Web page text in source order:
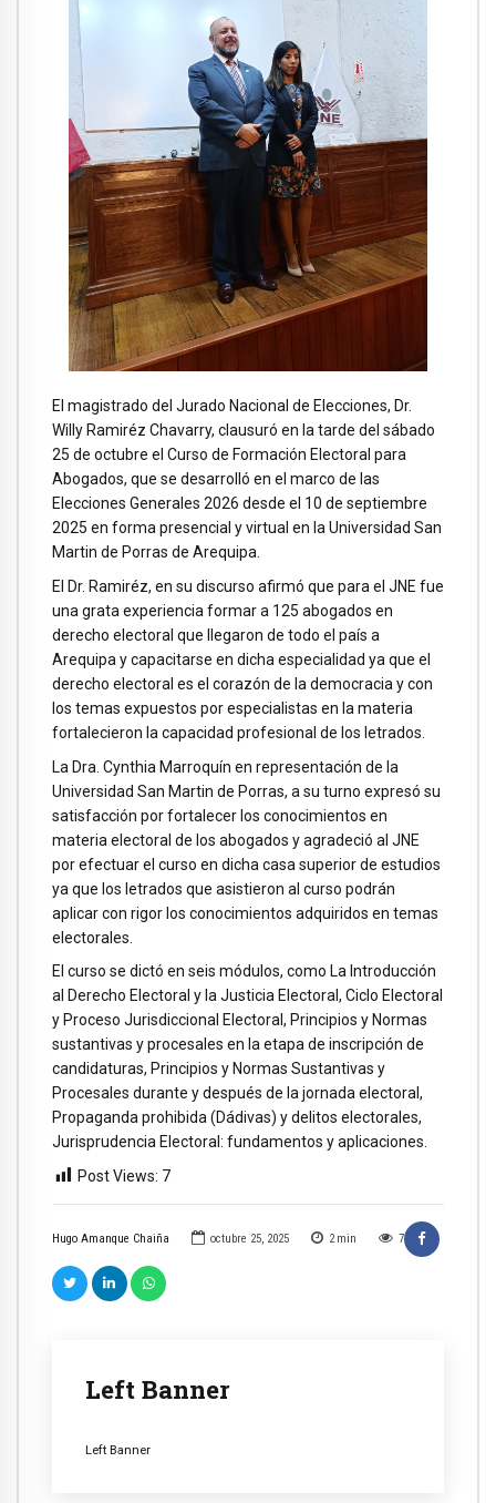
Hugo Amanque Chaiña octubre 25, 2025 2 min 7
Left Banner
Left Banner
El magistrado del Jurado Nacional de Elecciones, Dr.
Willy Ramiréz Chavarry, clausuró en la tarde del sábado
25 de octubre el Curso de Formación Electoral para
Abogados, que se desarrolló en el marco de las
Elecciones Generales 2026 desde el 10 de septiembre
2025 en forma presencial y virtual en la Universidad San
Martin de Porras de Arequipa.
El Dr. Ramiréz, en su discurso afirmó que para el JNE fue
una grata experiencia formar a 125 abogados en
derecho electoral que llegaron de todo el país a
Arequipa y capacitarse en dicha especialidad ya que el
derecho electoral es el corazón de la democracia y con
los temas expuestos por especialistas en la materia
fortalecieron la capacidad profesional de los letrados.
La Dra. Cynthia Marroquín en representación de la
Universidad San Martin de Porras, a su turno expresó su
satisfacción por fortalecer los conocimientos en
materia electoral de los abogados y agradeció al JNE
por efectuar el curso en dicha casa superior de estudios
ya que los letrados que asistieron al curso podrán
aplicar con rigor los conocimientos adquiridos en temas
electorales.
El curso se dictó en seis módulos, como La Introducción
al Derecho Electoral y la Justicia Electoral, Ciclo Electoral
y Proceso Jurisdiccional Electoral, Principios y Normas
sustantivas y procesales en la etapa de inscripción de
candidaturas, Principios y Normas Sustantivas y
Procesales durante y después de la jornada electoral,
Propaganda prohibida (Dádivas) y delitos electorales,
Jurisprudencia Electoral: fundamentos y aplicaciones.
Post Views: 7